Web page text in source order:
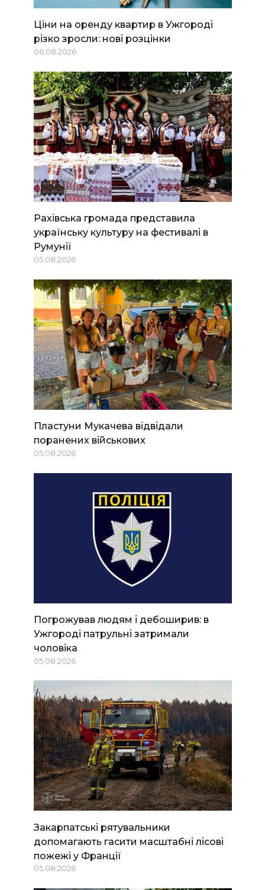
Ціни на оренду квартир в Ужгороді
різко зросли: нові розцінки
06.08.2026
Рахівська громада представила
українську культуру на фестивалі в
Румунії
05.08.2026
Пластуни Мукачева відвідали
поранених військових
05.08.2026
Погрожував людям і дебоширив: в
Ужгороді патрульні затримали
чоловіка
05.08.2026
Закарпатські рятувальники
допомагають гасити масштабні лісові
пожежі у Франції
05.08.2026